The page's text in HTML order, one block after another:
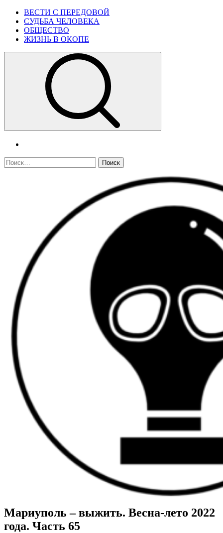
Skip
content
Primary
Menu
ВЕСТИ С ПЕРЕДОВОЙ
СУДЬБА ЧЕЛОВЕКА
ОБЩЕСТВО
ЖИЗНЬ В ОКОПЕ
Найти:
ВОЕННЫЕ СТРАНИЦЫ
СТАТЬИ ВОЕННОЙ ТЕМАТИКИ
Мариуполь – выжить. Весна-лето 2022
года. Часть 65